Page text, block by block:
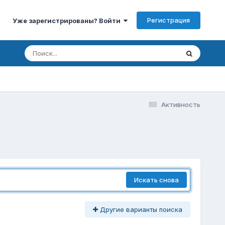
Уже зарегистрированы? Войти Регистрация
Активность
Искать снова
Другие варианты поиска